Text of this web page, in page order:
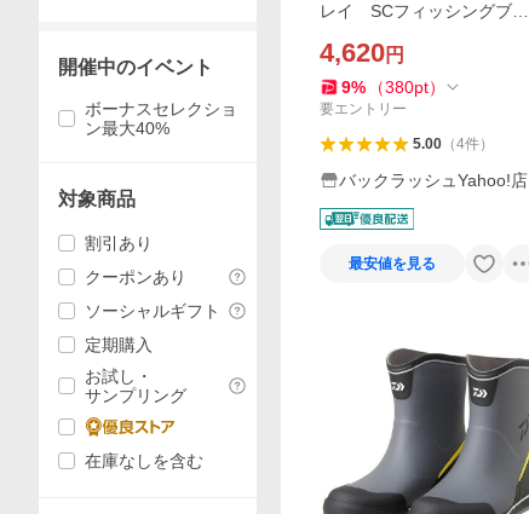
レイ SCフィッシングブー
4,620円
9% （380pt）
要エントリー
5.00（4件）
バックラッシュYahoo!店
最安値を見る
開催中のイベント
ボーナスセレクショ
ン最大40%
対象商品
割引あり
クーポンあり
ソーシャルギフト
定期購入
お試し・
サンプリング
在庫なしを含む